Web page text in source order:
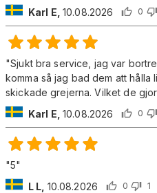
Karl E ,10.08.2026 0
"Sjukt bra service, jag var
komma så jag bad dem att hålla
skickade grejerna. Vilket de
Karl E ,10.08.2026 0
"5"
L L 10.08.2026 0 1